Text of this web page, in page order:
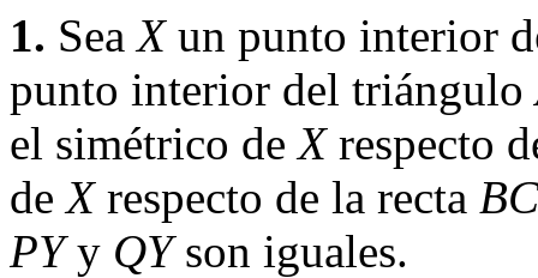
1. Sea Xun punto interior
punto interior del triángulo
el simétrico de Xrespecto
de Xrespecto de la recta BC
PYy QYson iguales.